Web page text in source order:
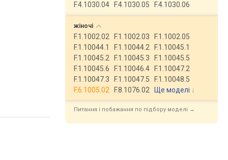
F.4.1030.04
F.4.1030.05 F.4.1030.06
жіночі
F.1.1002.02 F.1.1002.03
F.1.1002.05
F.1.10044.1
F.1.10044.2
F.1.10045.1
F.1.10045.2
F.1.10045.3
F.1.10045.5
F.1.10045.6
F.1.10046.4
F.1.10047.2
F.1.10047.3
F.1.10047.5
F.1.10048.5
F.6.1005.02
F.8.1076.02 Ще моделі ↓
Питання і побажання по підбору моделі →